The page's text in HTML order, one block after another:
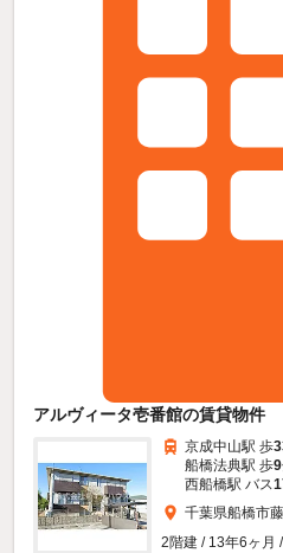
アルヴィータ壱番館の賃貸物件
京成中山駅 歩
船橋法典駅 歩9
西船橋駅 バス
千葉県船橋市
2階建 / 13年6ヶ月